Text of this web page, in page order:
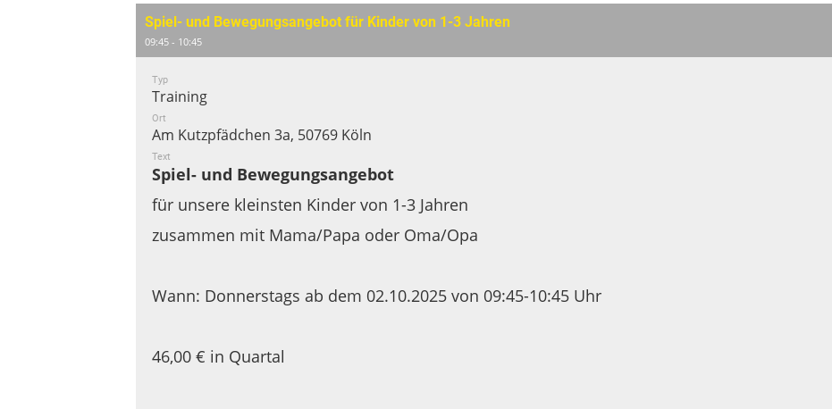
Spiel- und Bewegungsangebot für Kinder von 1-3 Jahren
09:45 - 10:45
Typ
Training
Ort
Am Kutzpfädchen 3a, 50769 Köln
Text
Spiel- und Bewegungsangebot
für unsere kleinsten Kinder von 1-3 Jahren
zusammen mit Mama/Papa oder Oma/Opa
Wann: Donnerstags ab dem 02.10.2025 von 09:45-10:45 Uhr
46,00 € in Quartal